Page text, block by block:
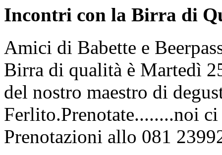
Incontri con la Birra di
Amici di Babette e
Birra di qualità è Martedì
del nostro maestro di
Ferlito.Prenotate........noi
Prenotazioni allo 081